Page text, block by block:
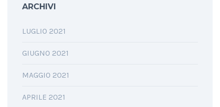
ARCHIVI
LUGLIO 2021
GIUGNO 2021
MAGGIO 2021
APRILE 2021